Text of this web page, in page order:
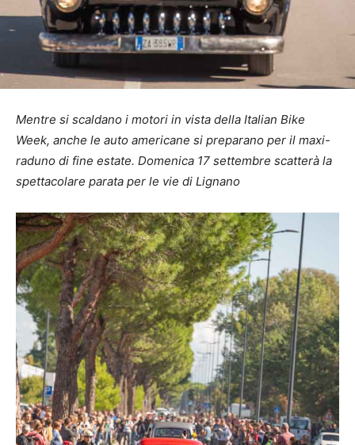
Mentre si scaldano i motori in vista della Italian Bike
Week, anche le auto americane si preparano per il maxi-
raduno di fine estate. Domenica 17 settembre scatterà la
spettacolare parata per le vie di Lignano